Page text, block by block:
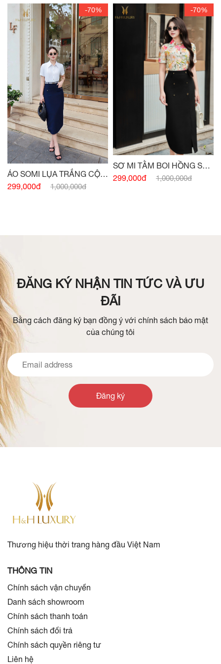
-70%
ÁO SOMI LỤA TRẮNG CỘC
TAY BẤU MÍ THÂN
299,000đ 1,000,000đ
-70%
SƠ MI TẰM BOI HỒNG SEN
SIÊU NHẸ
299,000đ 1,000,000đ
ĐĂNG KÝ NHẬN TIN TỨC VÀ ƯU
ĐÃI
Bằng cách đăng ký bạn đồng ý với chính sách bảo mật
của chúng tôi
Đăng ký
Thương hiệu thời trang hàng đầu Việt Nam
THÔNG TIN
Chính sách vận chuyển
Danh sách showroom
Chính sách thanh toán
Chính sách đổi trả
Chính sách quyền riêng tư
Liên hệ